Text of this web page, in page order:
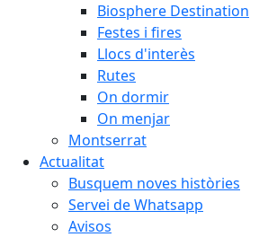
Biosphere Destination
Festes i fires
Llocs d'interès
Rutes
On dormir
On menjar
Montserrat
Actualitat
Busquem noves històries
Servei de Whatsapp
Avisos